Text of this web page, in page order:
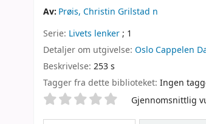
Av: Prøis, Christin Grilstad n
Serie: Livets lenker; 1
Detaljer om utgivelse: OsloCappelen
Beskrivelse: 253 s
Tagger fra dette biblioteket: Ingen
StjernevurderingGjennomsnittlig